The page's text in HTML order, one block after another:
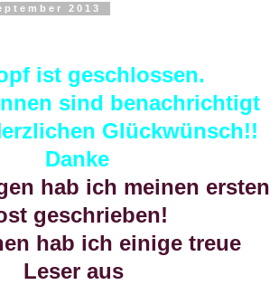
2013
ist geschlossen.
sind benachrichtigt
Glückwünsch!!
Danke
hab ich meinen ersten
geschrieben!
hab ich einige treue
Leser aus